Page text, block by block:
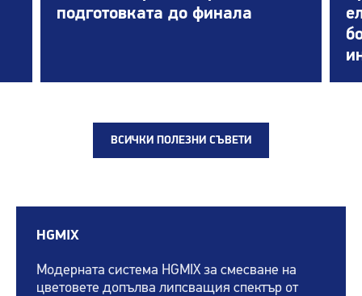
подготовката до финала
ВСИЧКИ ПОЛЕЗНИ СЪВЕТИ
HGMIX
Модерната система HGMIX за смесване на
цветовете допълва липсващия спектър от